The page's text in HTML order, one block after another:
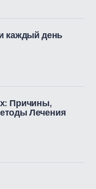
каждый день
Причины,
Лечения